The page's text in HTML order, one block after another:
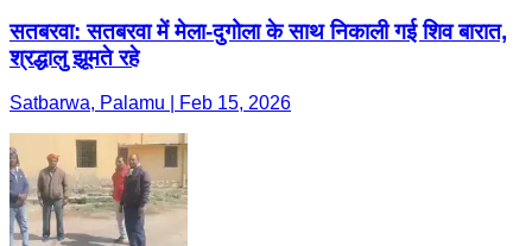
सतबरवा: सतबरवा में मेला-दुगोला के साथ निकाली गई शिव बारात,
श्रद्धालु झूमते रहे
Satbarwa, Palamu | Feb 15, 2026